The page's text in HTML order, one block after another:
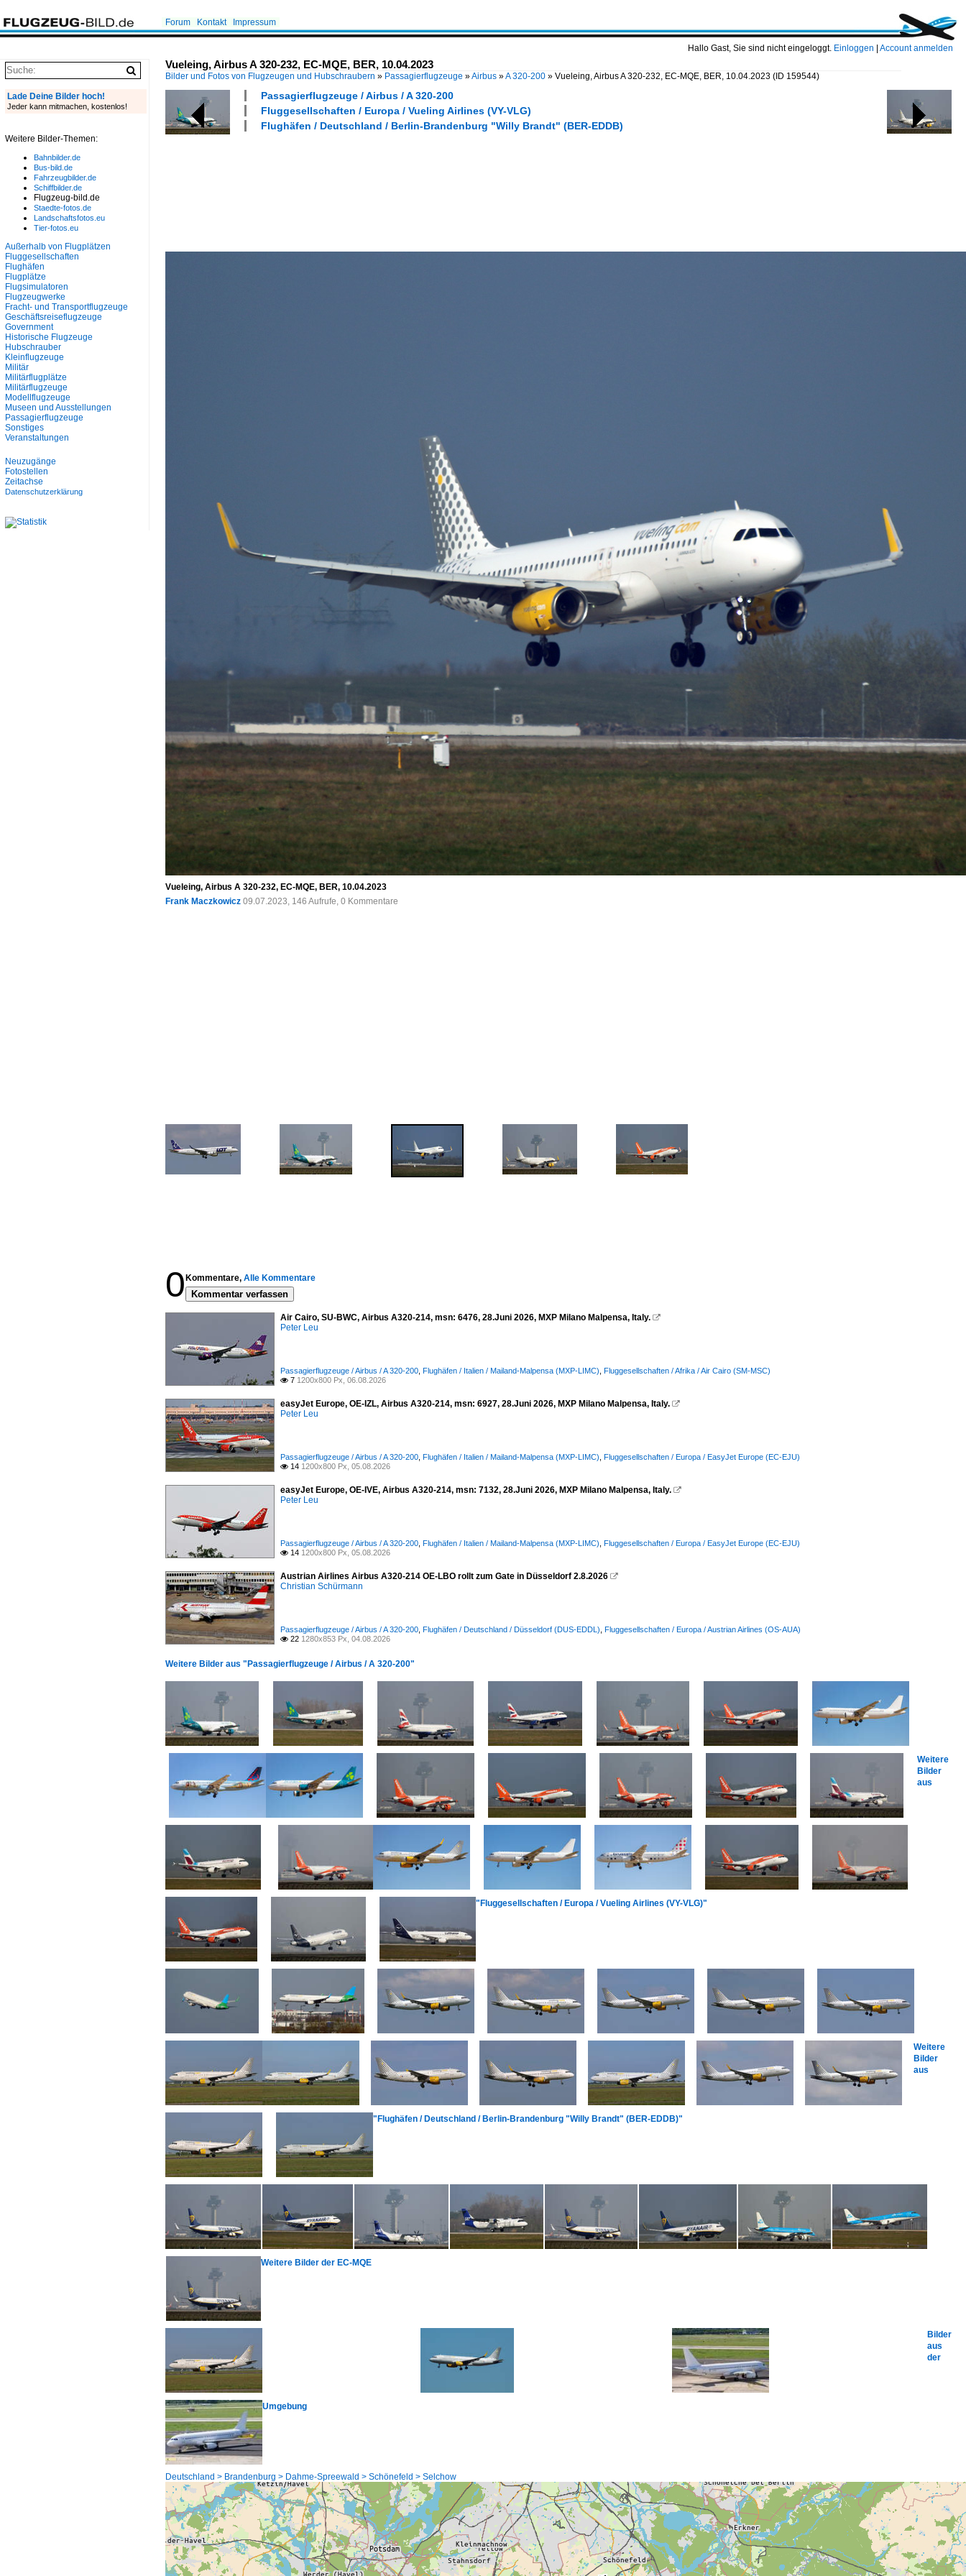
Hallo Gast, Sie sind nicht eingeloggt. Einloggen Account anmelden
Forum Kontakt Impressum
Vueleing, Airbus A 320-232, EC-MQE, BER, 10.04.2023
Bilder und Fotos von Flugzeugen und Hubschraubern » Passagierflugzeuge »Airbus »A 320-200 » Vueleing, Airbus A 320-232, EC-MQE, BER, 10.04.2023 (ID 159544)
Passagierflugzeuge / Airbus / A 320-200
Fluggesellschaften / Europa / Vueling Airlines (VY-VLG)
Flughäfen / Deutschland / Berlin-Brandenburg "Willy Brandt" (BER-EDDB)
Vueleing, Airbus A 320-232, EC-MQE, BER, 10.04.2023
Frank Maczkowicz 09.07.2023, 146 Aufrufe, 0 Kommentare
0 Kommentare, Alle Kommentare
Kommentar verfassen
Air Cairo, SU-BWC, Airbus A320-214, msn: 6476, 28.Juni 2026, MXP Milano Malpensa, Italy. 
Peter Leu
Passagierflugzeuge / Airbus / A 320-200 Flughäfen / Italien / Mailand-Malpensa (MXP-LIMC) Fluggesellschaften / Afrika / Air Cairo (SM-MSC)
 7 1200x800 Px, 06.08.2026
easyJet Europe, OE-IZL, Airbus A320-214, msn: 6927, 28.Juni 2026, MXP Milano Malpensa, Italy. 
Peter Leu
Passagierflugzeuge / Airbus / A 320-200 Flughäfen / Italien / Mailand-Malpensa (MXP-LIMC) Fluggesellschaften / Europa / EasyJet Europe (EC-EJU)
 14 1200x800 Px, 05.08.2026
easyJet Europe, OE-IVE, Airbus A320-214, msn: 7132, 28.Juni 2026, MXP Milano Malpensa, Italy. 
Peter Leu
Passagierflugzeuge / Airbus / A 320-200 Flughäfen / Italien / Mailand-Malpensa (MXP-LIMC) Fluggesellschaften / Europa / EasyJet Europe (EC-EJU)
 14 1200x800 Px, 05.08.2026
Austrian Airlines Airbus A320-214 OE-LBO rollt zum Gate in Düsseldorf 2.8.2026 
Christian Schürmann
Passagierflugzeuge / Airbus / A 320-200 Flughäfen / Deutschland / Düsseldorf (DUS-EDDL) Fluggesellschaften / Europa / Austrian Airlines (OS-AUA)
 22 1280x853 Px, 04.08.2026
Weitere Bilder aus "Passagierflugzeuge / Airbus / A 320-200"
Weitere
Bilder
aus
"Fluggesellschaften / Europa / Vueling Airlines (VY-VLG)"
Weitere
Bilder
aus
"Flughäfen / Deutschland / Berlin-Brandenburg "Willy Brandt" (BER-EDDB)"
Weitere Bilder der EC-MQE
Bilder
aus
der
Umgebung
Deutschland > Brandenburg > Dahme-Spreewald > Schönefeld > Selchow
Lade Deine Bilder hoch!
Jeder kann mitmachen, kostenlos!
Weitere Bilder-Themen:
Bahnbilder.de
Bus-bild.de
Fahrzeugbilder.de
Schiffbilder.de
Flugzeug-bild.de
Staedte-fotos.de
Landschaftsfotos.eu
Tier-fotos.eu
Außerhalb von Flugplätzen
Fluggesellschaften
Flughäfen
Flugplätze
Flugsimulatoren
Flugzeugwerke
Fracht- und Transportflugzeuge
Geschäftsreiseflugzeuge
Government
Historische Flugzeuge
Hubschrauber
Kleinflugzeuge
Militär
Militärflugplätze
Militärflugzeuge
Modellflugzeuge
Museen und Ausstellungen
Passagierflugzeuge
Sonstiges
Veranstaltungen
Neuzugänge
Fotostellen
Zeitachse
Datenschutzerklärung